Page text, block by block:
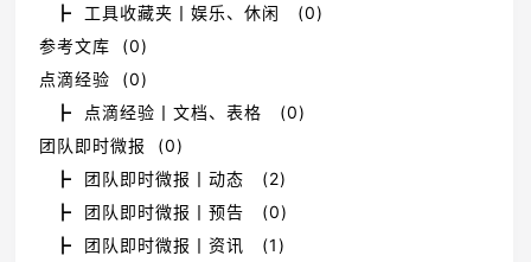
┣ 工具收藏夹丨娱乐、休闲 (0)
参考文库 (0)
点滴经验 (0)
┣ 点滴经验丨文档、表格 (0)
团队即时微报 (0)
┣ 团队即时微报丨动态 (2)
┣ 团队即时微报丨预告 (0)
┣ 团队即时微报丨资讯 (1)